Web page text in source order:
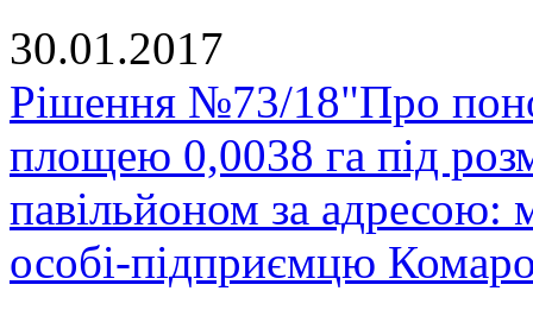
30.01.2017
Рішення №73/18"Про
площею 0,0038 га під
павільйоном за адресою:
особі-підприємцю